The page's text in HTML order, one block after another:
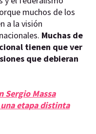
muchos de los
a la visión
Muchas de
tienen que ver
que debieran
Sergio Massa
etapa distinta